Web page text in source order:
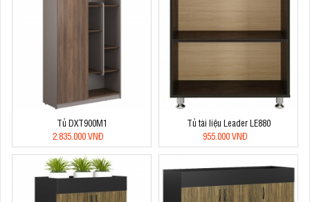
Tủ DXT900M1
2.835.000 VNĐ
Tủ tài liệu Leader LE880
955.000 VNĐ